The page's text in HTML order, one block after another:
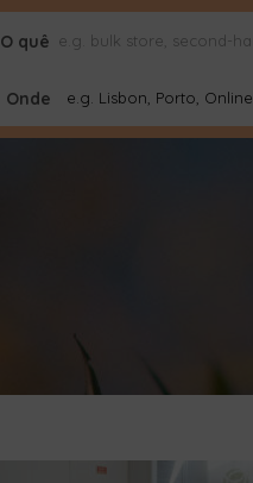
O quê
Onde e.g. Lisbon, Porto, Online..